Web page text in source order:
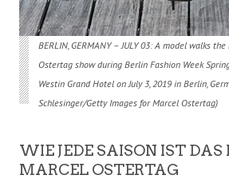
BERLIN, GERMANY –JULY 03: A model walks
Ostertag show during Berlin Fashion Week
Westin Grand Hotel on July 3, 2019 in Berlin,
Schlesinger/Getty Images for Marcel Ostertag)
WIE JEDE SAISON IST DAS
MARCEL OSTERTAG